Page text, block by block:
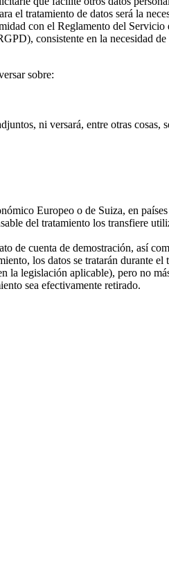
el tratamiento de datos será la
con el Reglamento del
consistente en la necesidad
sobre:
ni versará, entre otras cosas,
Europeo o de Suiza, en
del tratamiento los transfiere
de cuenta de demostración, así
los datos se tratarán durante
la legislación aplicable), pero no
sea efectivamente retirado.